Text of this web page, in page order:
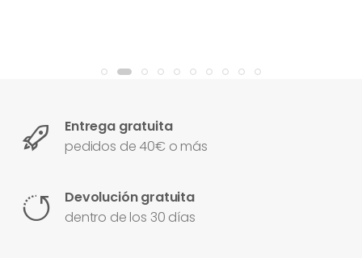
Entrega gratuita
pedidos de 40€ o más
Devolución gratuita
dentro de los 30 días